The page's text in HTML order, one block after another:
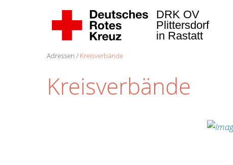
DRK OV
Plittersdorf
in Rastatt
Adressen Kreisverbände
Kreisverbände